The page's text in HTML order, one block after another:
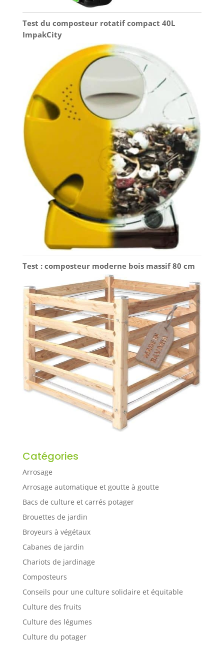
Test du composteur rotatif compact 40L
ImpakCity
Test : composteur moderne bois massif 80 cm
Catégories
Arrosage
Arrosage automatique et goutte à goutte
Bacs de culture et carrés potager
Brouettes de jardin
Broyeurs à végétaux
Cabanes de jardin
Chariots de jardinage
Composteurs
Conseils pour une culture solidaire et équitable
Culture des fruits
Culture des légumes
Culture du potager